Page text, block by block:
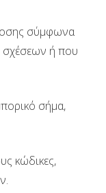
σύμφωνα
σχέσεων ή που
σήμα,
κώδικες,